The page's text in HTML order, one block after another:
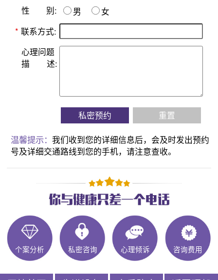
性 别: 男
女
* 联系方式:
心理问题
描
述:
私密预约 重置
温馨提示：我们收到您的详细信息后，会及时发出预约
号及详细交通路线到您的手机，请注意查收。
个案分析 私密咨询 心理倾诉 咨询费用